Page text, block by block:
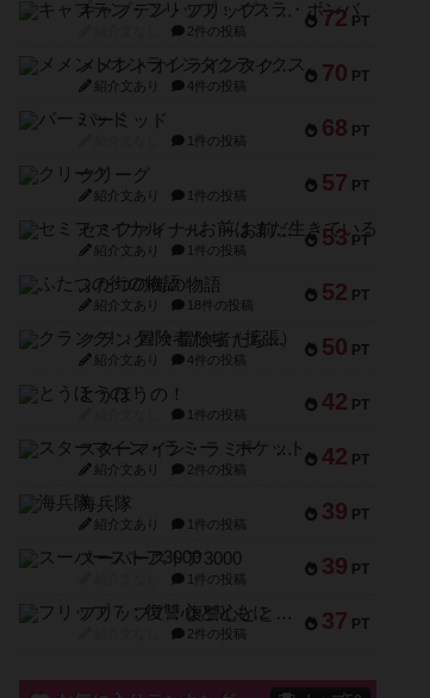
72 PT
キャプテン・フリップ：イスラ・ボンバ
2件の投稿
70 PT
メメントオンラインタクティクス
紹介文あり 4件の投稿
68 PT
パーミッド
1件の投稿
57 PT
クリーグ
紹介文あり 1件の投稿
53 PT
セミファイナル ～お前はまだ生きている～
紹介文あり 1件の投稿
52 PT
ふたつの街の物語
紹介文あり 18件の投稿
50 PT
クランク! ：冒険者たち（拡張）
紹介文あり 4件の投稿
42 PT
とうほうの！
1件の投稿
42 PT
スターマイン・ラミー ポケット
紹介文あり 2件の投稿
39 PT
海兵隊
紹介文あり 1件の投稿
39 PT
スーパーストア3000
1件の投稿
37 PT
フリップ７：復讐心とともに
2件の投稿